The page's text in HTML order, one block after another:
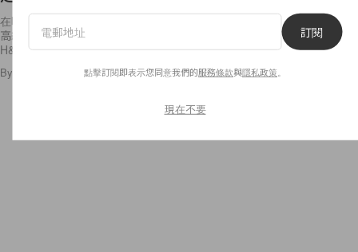
在時尚界裡，潮流往往是由上而下，高街品牌的服裝靈感往往由天橋上的
高級品牌而來，情況在快時尚品牌身上更易見到，每季走入 Zara、
H&M、Forever 21
By 2016年7月22日
訂閱
點擊訂閱即表示您同意我們的服務條款與隱私政策
現在不要